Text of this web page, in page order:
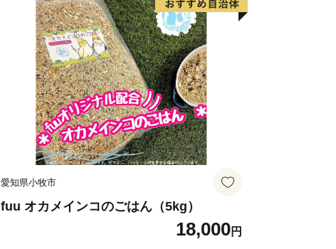
愛知県小牧市
fuu オカメインコのごはん（5kg）
18,000円